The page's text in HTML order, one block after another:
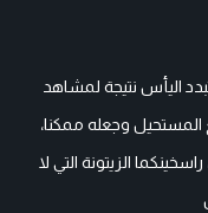
اليأس نتيجة لمشاهد
وجعله ممكنا،
الزيتونة التي لا